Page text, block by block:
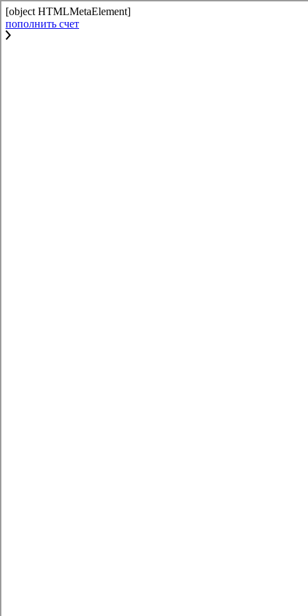
[object HTMLMetaElement]
пополнить счет